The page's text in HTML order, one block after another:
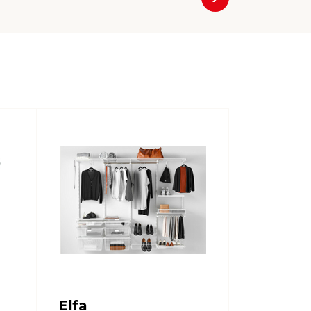
Nästa
Elfa